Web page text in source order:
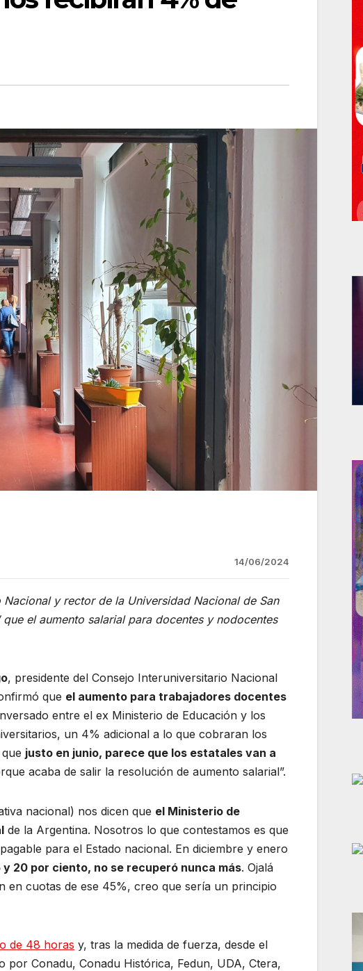
14/06/2024
y rector de la Universidad Nacional de San
el aumento salarial para docentes y nodocentes
, presidente del Consejo Interuniversitario Nacional
que el aumento para trabajadores docentes
entre el ex Ministerio de Educación y los
un 4% adicional a lo que cobraran los
justo en junio, parece que los estatales van a
acaba de salir la resolución de aumento salarial”.
nacional) nos dicen que el Ministerio de
de la Argentina. Nosotros lo que contestamos es que
para el Estado nacional. En diciembre y enero
y 20 por ciento, no se recuperó nunca más. Ojalá
en cuotas de ese 45%, creo que sería un principio
de 48 horas y, tras la medida de fuerza, desde el
por Conadu, Conadu Histórica, Fedun, UDA, Ctera,